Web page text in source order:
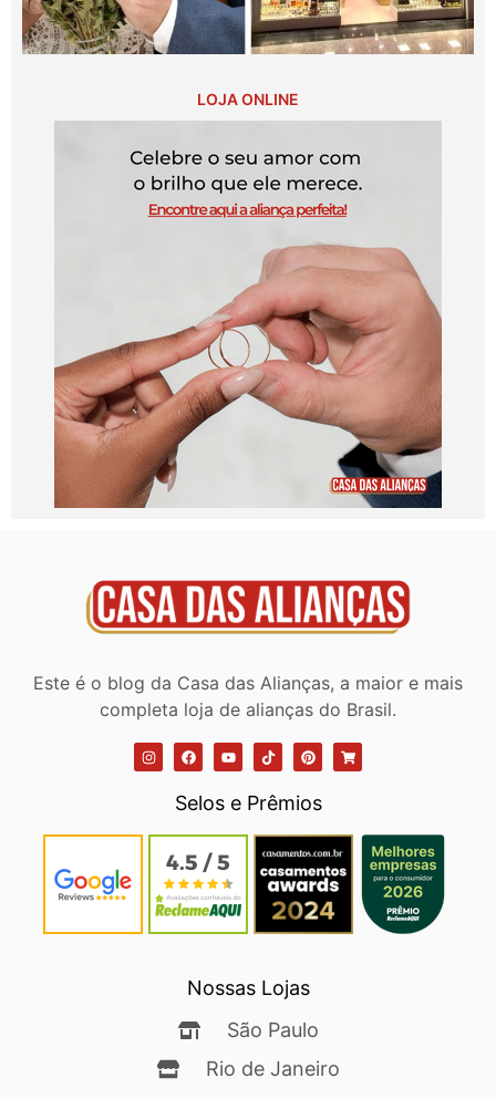
LOJA ONLINE
Este é o blog da Casa das Alianças, a maior e mais
completa loja de alianças do Brasil.
Selos e Prêmios
Nossas Lojas
São Paulo
Rio de Janeiro